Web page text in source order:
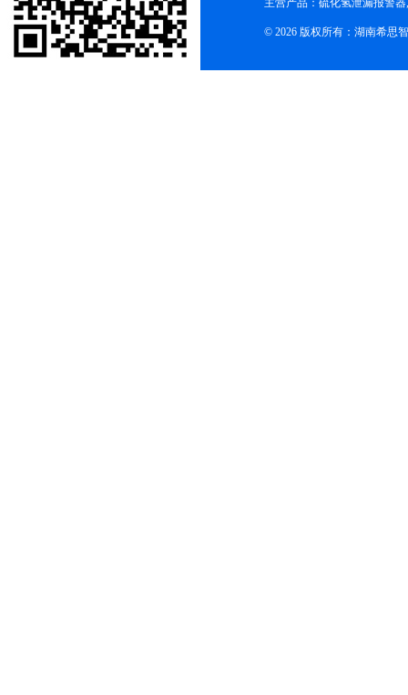
主营产品：硫化氢泄漏报警
© 2026 版权所有：湖南希思